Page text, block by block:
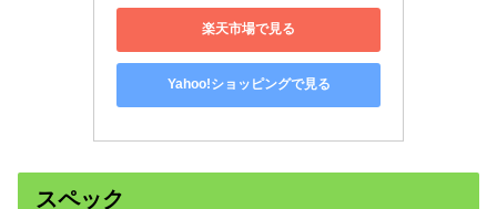
楽天市場で見る
Yahoo!ショッピングで見る
スペック